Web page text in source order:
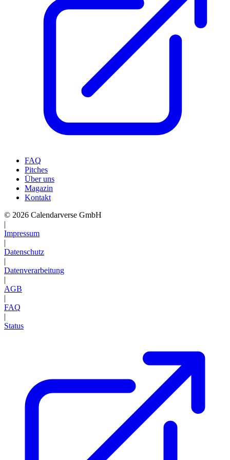
FAQ
Pitches
Über uns
Magazin
Kontakt
© 2026 Calendarverse GmbH
|
Impressum
|
Datenschutz
|
Datenverarbeitung
|
AGB
|
FAQ
|
Status